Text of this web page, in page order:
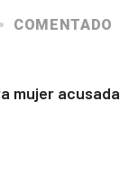
COMENTADO
mujer acusada